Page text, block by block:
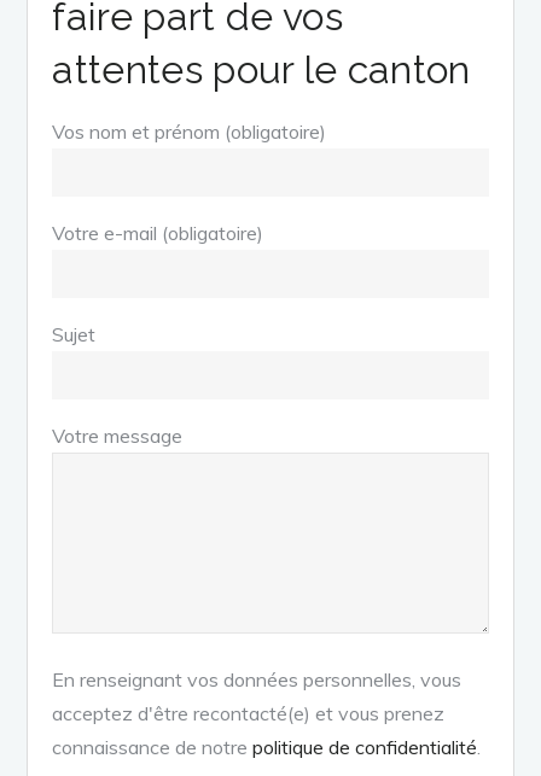
faire part de vos
attentes pour le canton
Vos nom et prénom (obligatoire)
Votre e-mail (obligatoire)
Sujet
Votre message
En renseignant vos données personnelles, vous
acceptez d'être recontacté(e) et vous prenez
connaissance de notrepolitique de confidentialité